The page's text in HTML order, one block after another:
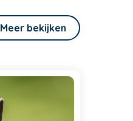
Meer bekijken